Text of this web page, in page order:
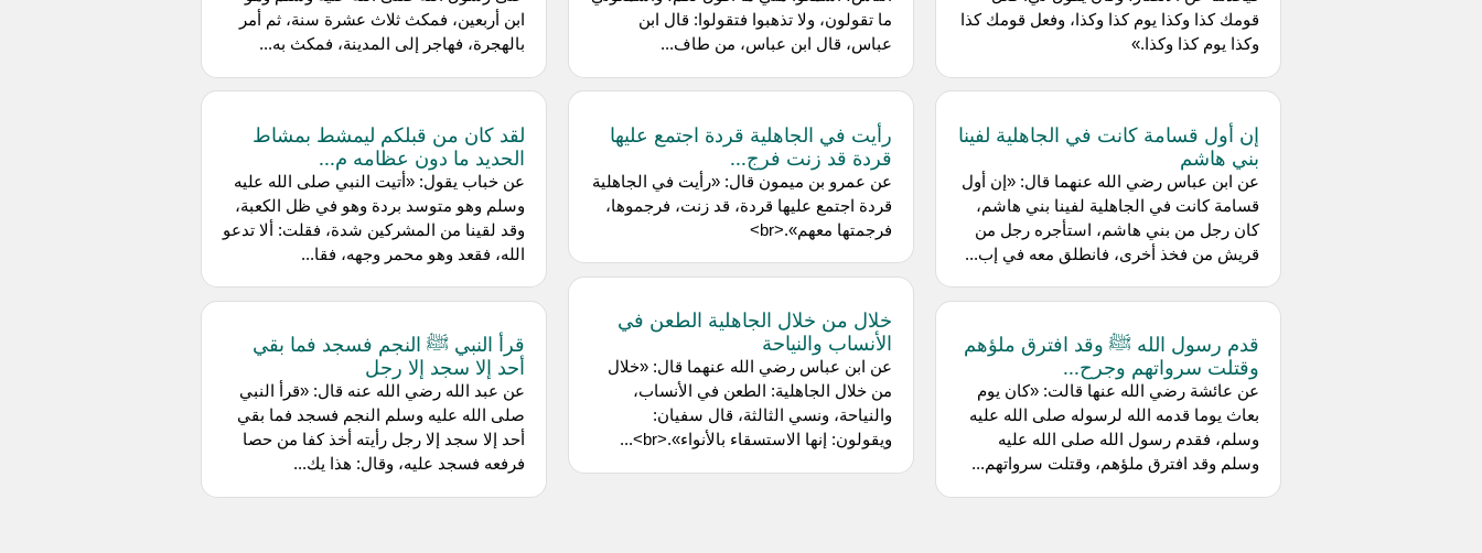
قومك كذا وكذا يوم كذا وكذا، وفعل قومك كذا
وكذا يوم كذا وكذا.»
إن أول قسامة كانت في الجاهلية لفينا
بني هاشم
عن ‌ابن عباس رضي الله عنهما قال: «إن أول
قسامة كانت في الجاهلية لفينا بني هاشم،
كان رجل من بني هاشم، استأجره رجل من
قريش من فخذ أخرى، فانطلق معه في إب...
قدم رسول الله ﷺ وقد افترق ملؤهم
وقتلت سرواتهم وجرح...
عن ‌عائشة رضي الله عنها قالت: «كان يوم
بعاث يوما قدمه الله لرسوله صلى الله عليه
وسلم، فقدم رسول الله صلى الله عليه
وسلم وقد افترق ملؤهم، وقتلت سرواتهم...
ما تقولون، ولا تذهبوا فتقولوا: قال ابن
عباس، قال ابن عباس، من طاف...
رأيت في الجاهلية قردة اجتمع عليها
قردة قد زنت فرج...
عن ‌عمرو بن ميمون قال: «رأيت في الجاهلية
قردة اجتمع عليها قردة، قد زنت، فرجموها،
فرجمتها معهم».<br>
خلال من خلال الجاهلية الطعن في
الأنساب والنياحة
عن ‌ابن عباس رضي الله عنهما قال: «خلال
من خلال الجاهلية: الطعن في الأنساب،
والنياحة، ونسي الثالثة، قال سفيان:
ويقولون: إنها الاستسقاء بالأنواء».<br>...
ابن أربعين، فمكث ثلاث عشرة سنة، ثم أمر
بالهجرة، فهاجر إلى المدينة، فمكث به...
لقد كان من قبلكم ليمشط بمشاط
الحديد ما دون عظامه م...
عن خباب يقول: «أتيت النبي صلى الله عليه
وسلم وهو متوسد بردة وهو في ظل الكعبة،
وقد لقينا من المشركين شدة، فقلت: ألا تدعو
الله، فقعد وهو محمر وجهه، فقا...
قرأ النبي ﷺ النجم فسجد فما بقي
أحد إلا سجد إلا رجل
عن ‌عبد الله رضي الله عنه قال: «قرأ النبي
صلى الله عليه وسلم النجم فسجد فما بقي
أحد إلا سجد إلا رجل رأيته أخذ كفا من حصا
فرفعه فسجد عليه، وقال: هذا يك...